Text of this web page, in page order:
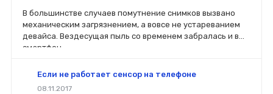
легче сориентироваться в разъемах, элементах
крепления, электрических параметрах и прочих
характеристиках.
В большинстве случаев помутнение снимков вызвано
механическим загрязнением, а вовсе не устареванием
девайса. Вездесущая пыль со временем забралась и в
смартфон.
Если не работает сенсор на телефоне
08.11.2017